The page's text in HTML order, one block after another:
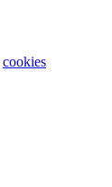
cookies